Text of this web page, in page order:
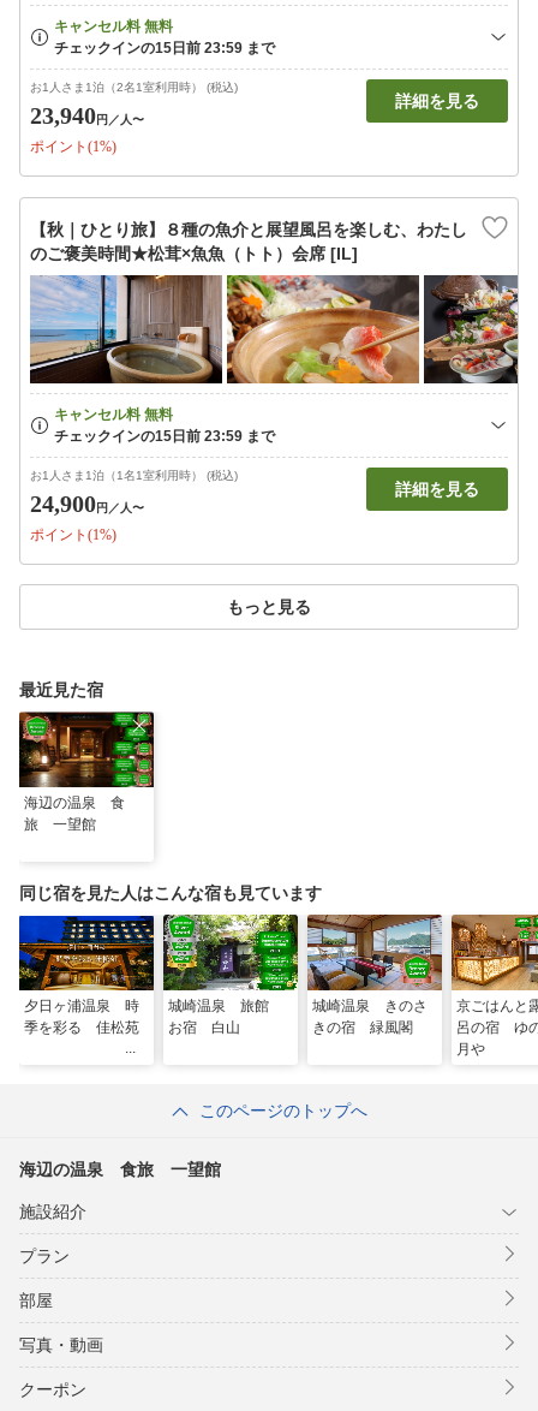
お1人さま1泊（2名1室利用時） (税込)
23,940円 ／人〜
ポイント(1%)
詳細を見る
【秋｜ひとり旅】８種の魚介と展望風呂を楽しむ、わたし
のご褒美時間★松茸×魚魚（トト）会席 [IL]
お1人さま1泊（1名1室利用時） (税込)
24,900円 ／人〜
ポイント(1%)
詳細を見る
もっと見る
最近見た宿
海辺の温泉 食
旅 一望館
同じ宿を見た人はこんな宿も見ています
夕日ヶ浦温泉 時
季を彩る 佳松苑
城崎温泉 旅館
お宿 白山
城崎温泉 きのさ
きの宿 緑風閣
京ごはんと
呂の宿 ゆ
月や
このページのトップへ
海辺の温泉 食旅 一望館
施設紹介
プラン
部屋
写真・動画
クーポン